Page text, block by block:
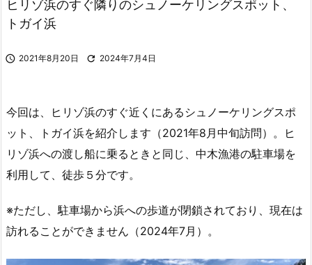
ヒリゾ浜のすぐ隣りのシュノーケリングスポット、
トガイ浜
 2021年8月20日  2024年7月4日
今回は、ヒリゾ浜のすぐ近くにあるシュノーケリングスポ
ット、トガイ浜を紹介します（2021年8月中旬訪問）。ヒ
リゾ浜への渡し船に乗るときと同じ、中木漁港の駐車場を
利用して、徒歩５分です。
※ただし、駐車場から浜への歩道が閉鎖されており、現在は
訪れることができません（2024年7月）。